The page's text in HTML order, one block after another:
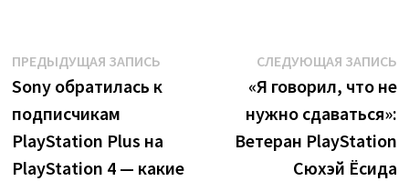
Навигация
по
записям
ПРЕДЫДУЩАЯ ЗАПИСЬПредыдущая
запись:
Sony обратилась к
подписчикам
PlayStation Plus на
PlayStation 4 — какие
СЛЕДУЮЩАЯ ЗАПИСЬ
«Я говорил, что не
нужно сдаваться»:
Ветеран PlayStation
Сюхэй Ёсида